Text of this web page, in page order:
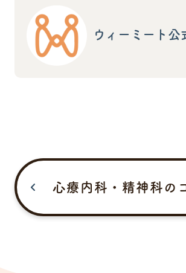
ウィーミート公
心療内科・精神科の